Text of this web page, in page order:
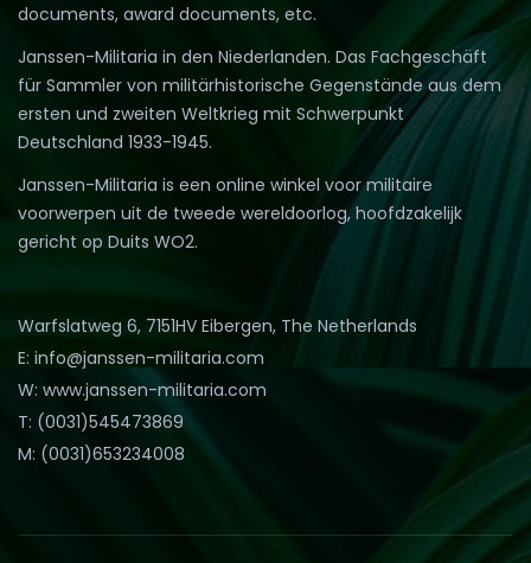
documents, award documents, etc.
Janssen-Militaria in den Niederlanden. Das Fachgeschäft
für Sammler von militärhistorische Gegenstände aus dem
ersten und zweiten Weltkrieg mit Schwerpunkt
Deutschland 1933-1945.
Janssen-Militaria is een online winkel voor militaire
voorwerpen uit de tweede wereldoorlog, hoofdzakelijk
gericht op Duits WO2.
Warfslatweg 6, 7151HV Eibergen, The Netherlands
E: info@janssen-militaria.com
W: www.janssen-militaria.com
T: (0031)545473869
M: (0031)653234008